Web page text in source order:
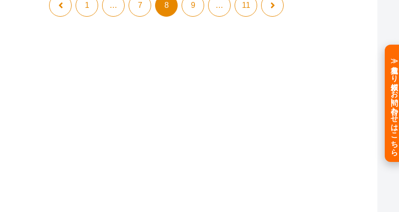
前 1 … 7 8 9 … 11 次
≫見積もり依頼／お問い合わせはこちら